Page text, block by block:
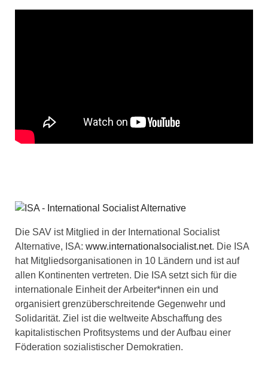
Die SAV ist Mitglied in der International Socialist
Alternative, ISA: www.internationalsocialist.net. Die ISA
hat Mitgliedsorganisationen in 10 Ländern und ist auf
allen Kontinenten vertreten. Die ISA setzt sich für die
internationale Einheit der Arbeiter*innen ein und
organisiert grenzüberschreitende Gegenwehr und
Solidarität. Ziel ist die weltweite Abschaffung des
kapitalistischen Profitsystems und der Aufbau einer
Föderation sozialistischer Demokratien.